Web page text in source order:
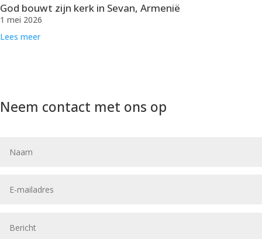
God bouwt zijn kerk in Sevan, Armenië
1 mei 2026
Lees meer
Neem contact met ons op